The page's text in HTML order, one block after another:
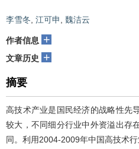
李雪冬 江可申 魏洁云
作者信息 +
文章历史 +
摘要
高技术产业是国民经济的战略性先
较大，不同细分行业中外资溢出存
同。利用2004-2009年中国高技术